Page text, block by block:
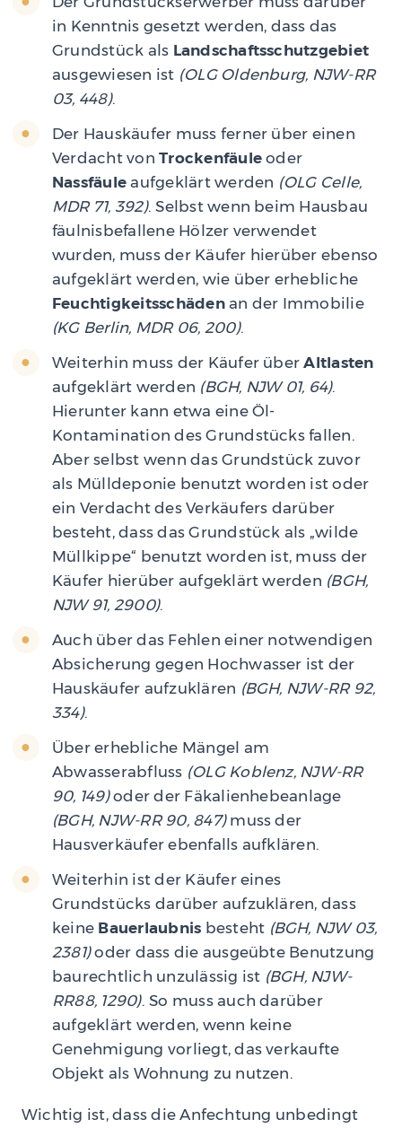
in Kenntnis gesetzt werden, dass das
Grundstück als Landschaftsschutzgebiet
ausgewiesen ist (OLG Oldenburg, NJW-RR
03, 448).
Der Hauskäufer muss ferner über einen
Verdacht vonTrockenfäule oder
Nassfäule aufgeklärt werden (OLG Celle,
MDR 71, 392). Selbst wenn beim Hausbau
fäulnisbefallene Hölzer verwendet
wurden, muss der Käufer hierüber ebenso
aufgeklärt werden, wie über erhebliche
Feuchtigkeitsschädenan der Immobilie
(KG Berlin, MDR 06, 200).
Weiterhin muss der Käufer überAltlasten
aufgeklärt werden (BGH, NJW 01, 64).
Hierunter kann etwa eine Öl-
Kontamination des Grundstücks fallen.
Aber selbst wenn das Grundstück zuvor
als Mülldeponie benutzt worden ist oder
ein Verdacht des Verkäufers darüber
besteht, dass das Grundstück als „wilde
Müllkippe“ benutzt worden ist, muss der
Käufer hierüber aufgeklärt werden (BGH,
NJW 91, 2900).
Auch über das Fehlen einer notwendigen
Absicherung gegen Hochwasser ist der
Hauskäufer aufzuklären (BGH, NJW-RR 92,
334).
Über erhebliche Mängel am
Abwasserabfluss (OLG Koblenz, NJW-RR
90, 149)oder der Fäkalienhebeanlage
(BGH, NJW-RR 90, 847)muss der
Hausverkäufer ebenfalls aufklären.
Weiterhin ist der Käufer eines
Grundstücks darüber aufzuklären, dass
keine Bauerlaubnis besteht (BGH, NJW 03,
2381)oder dass die ausgeübte Benutzung
baurechtlich unzulässig ist (BGH, NJW-
RR88, 1290). So muss auch darüber
aufgeklärt werden, wenn keine
Genehmigung vorliegt, das verkaufte
Objekt als Wohnung zu nutzen.
Wichtig ist, dass die Anfechtung unbedingt